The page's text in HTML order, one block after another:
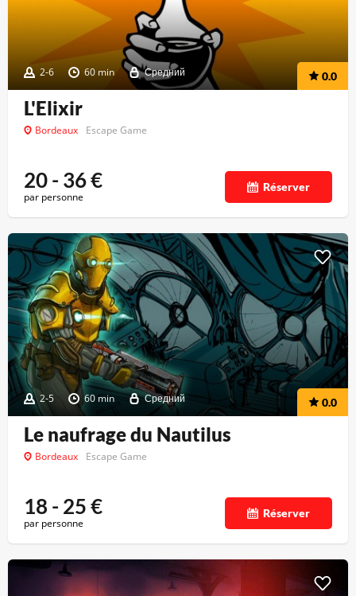
2-6 60 min Средний 0.0
L'Elixir
Bordeaux Escape Game
20 - 36€
par personne
Réserver
2-5 60 min Средний 0.0
Le naufrage du Nautilus
Bordeaux Escape Game
18 - 25€
par personne
Réserver